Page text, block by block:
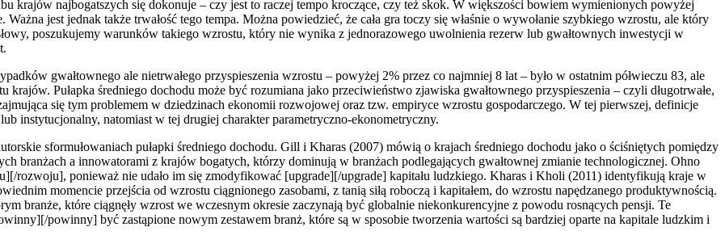
krajów najbogatszych się dokonuje – czy jest to raczej tempo kroczące, czy też skok. W większości bowiem wymienionych powyżej
jest jednak także trwałość tego tempa. Można powiedzieć, że cała gra toczy się właśnie o wywołanie szybkiego wzrostu, ale który
poszukujemy warunków takiego wzrostu, który nie wynika z jednorazowego uwolnienia rezerw lub gwałtownych inwestycji w
gwałtownego ale nietrwałego przyspieszenia wzrostu – powyżej 2% przez co najmniej 8 lat – było w ostatnim półwieczu 83, ale
krajów. Pułapka średniego dochodu może być rozumiana jako przeciwieństwo zjawiska gwałtownego przyspieszenia – czyli długotrwałe,
się tym problemem w dziedzinach ekonomii rozwojowej oraz tzw. empiryce wzrostu gospodarczego. W tej pierwszej, definicje
instytucjonalny, natomiast w tej drugiej charakter parametryczno-ekonometryczny.
sformułowaniach pułapki średniego dochodu. Gill i Kharas (2007) mówią o krajach średniego dochodu jako o ściśniętych pomiędzy
branżach a innowatorami z krajów bogatych, którzy dominują w branżach podlegających gwałtownej zmianie technologicznej. Ohno
rozwoju], ponieważ nie udało im się zmodyfikować [upgrade][/upgrade] kapitału ludzkiego. Kharas i Kholi (2011) identyfikują kraje w
momencie przejścia od wzrostu ciągnionego zasobami, z tanią siłą roboczą i kapitałem, do wzrostu napędzanego produktywnością.
branże, które ciągnęły wzrost we wczesnym okresie zaczynają być globalnie niekonkurencyjne z powodu rosnących pensji. Te
powinny] być zastąpione nowym zestawem branż, które są w sposobie tworzenia wartości są bardziej oparte na kapitale ludzkim i